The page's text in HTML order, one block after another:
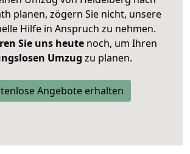
planen, zögern Sie nicht, unsere
Hilfe in Anspruch zu nehmen.
Sie uns heutenoch, um Ihren
Umzug zu planen.
Angebote erhalten